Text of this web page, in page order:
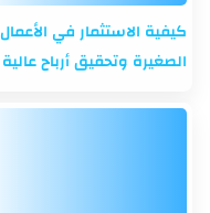
كيفية الاستثمار في الأعمال
الصغيرة وتحقيق أرباح عالية